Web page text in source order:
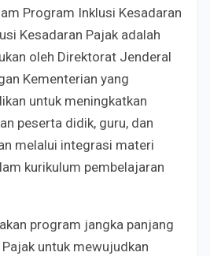
Program Inklusi Kesadaran
Kesadaran Pajak adalah
oleh Direktorat Jenderal
Kementerian yang
untuk meningkatkan
peserta didik, guru, dan
melalui integrasi materi
kurikulum pembelajaran
program jangka panjang
untuk mewujudkan